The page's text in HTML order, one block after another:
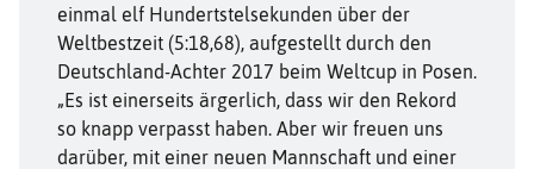
einmal elf Hundertstelsekunden über der
Weltbestzeit (5:18,68), aufgestellt durch den
Deutschland-Achter 2017 beim Weltcup in Posen.
„Es ist einerseits ärgerlich, dass wir den Rekord
so knapp verpasst haben. Aber wir freuen uns
darüber, mit einer neuen Mannschaft und einer